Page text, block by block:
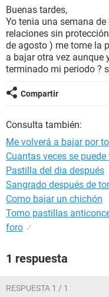
SEXUALIDAD
GLOSARIO
Buenas tardes,
Yo tenia una semana
relaciones sin
de agosto ) me tome la
a bajar otra vez aunque
terminado mi periodo ?
Compartir
Consulta también:
Me volverá a bajar por
Cuantas veces se
Pastilla del dia después
Sangrado después de
Como bajar un chichón
Tomo pastillas
foro ✓
1 respuesta
RESPUESTA 1 / 1